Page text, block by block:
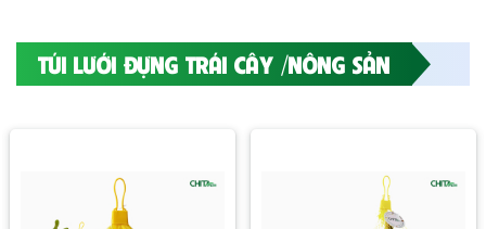
TÚI LƯỚI ĐỰNG TRÁI CÂY /NÔNG SẢN